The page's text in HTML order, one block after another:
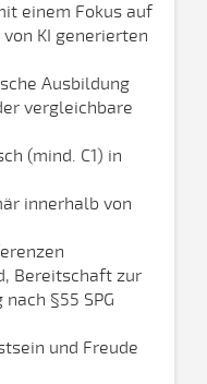
einem Fokus auf
KI generierten
Ausbildung
vergleichbare
(mind. C1) in
innerhalb von
Bereitschaft zur
§55 SPG
und Freude